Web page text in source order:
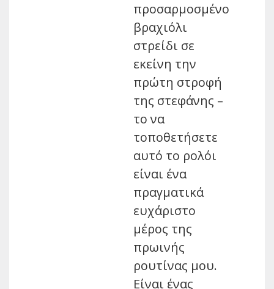
προσαρμοσμένο
βραχιόλι
στρείδι σε
εκείνη την
πρώτη στροφή
της στεφάνης –
το να
τοποθετήσετε
αυτό το ρολόι
είναι ένα
πραγματικά
ευχάριστο
μέρος της
πρωινής
ρουτίνας μου.
Είναι ένας